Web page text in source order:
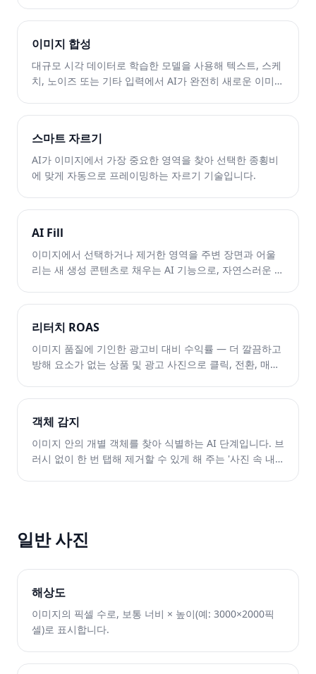
이미지 합성
대규모 시각 데이터로 학습한 모델을 사용해 텍스트, 스케
치, 노이즈 또는 기타 입력에서 AI가 완전히 새로운 이미지
스마트 자르기
AI가 이미지에서 가장 중요한 영역을 찾아 선택한 종횡비
에 맞게 자동으로 프레이밍하는 자르기 기술입니다.
AI Fill
이미지에서 선택하거나 제거한 영역을 주변 장면과 어울
리는 새 생성 콘텐츠로 채우는 AI 기능으로, 자연스러운 객
리터치 ROAS
이미지 품질에 기인한 광고비 대비 수익률 — 더 깔끔하고
방해 요소가 없는 상품 및 광고 사진으로 클릭, 전환, 매출
객체 감지
이미지 안의 개별 객체를 찾아 식별하는 AI 단계입니다. 브
러시 없이 한 번 탭해 제거할 수 있게 해 주는 '사진 속 내
일반 사진
해상도
이미지의 픽셀 수로, 보통 너비 × 높이(예: 3000×2000픽
셀)로 표시합니다.